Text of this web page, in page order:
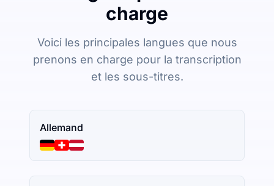
charge
Voici les principales langues que nous
prenons en charge pour la transcription
et les sous-titres.
Allemand